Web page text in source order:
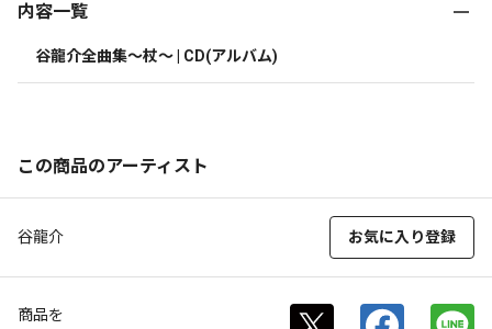
内容一覧
谷龍介全曲集～杖～ | CD(アルバム)
この商品のアーティスト
谷龍介 お気に入り登録
商品を